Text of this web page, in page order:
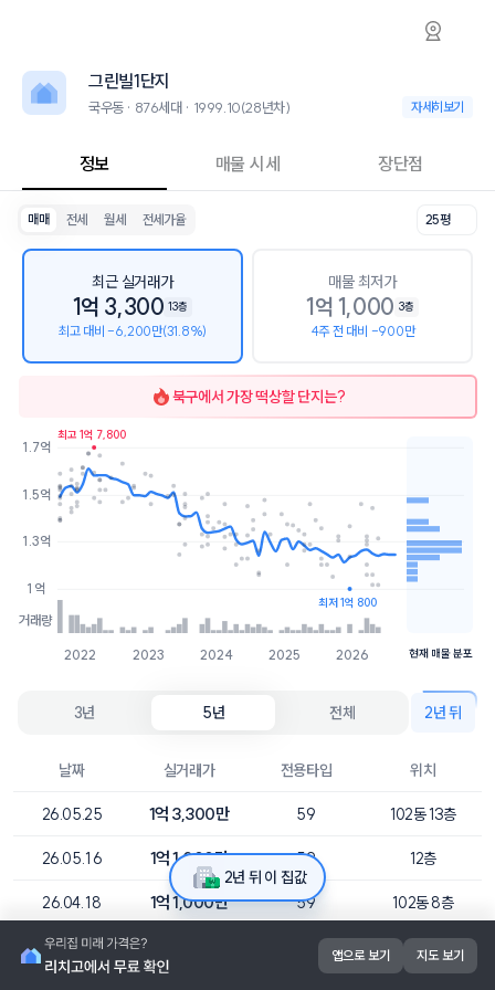
국우동 그린빌1단지 아파트 시세·실거래가·2
그린빌1단지는 국우동에 위치한 876세대 대단지 아파트로, 1999.10 입
2026년 8월 7일 기준 21평형의 매매 시세는 9.6천, 전세는 9천입니다.
인근 학군으로는 대구도남초등학교, 학남중학교, 학남고등학교가 있습
최고 20층의 단지입니다.
현재 이 단지에서 1건의 경매가 진행 중입니다. 25평 감정가 1억
그린빌1단지
그린빌1단지
국우동 · 876세대 · 1999.10(28년차) 국우동 · 876세
자세히보기
정보 매물 시세 장단점
매매 전세 월세 전세가율 25평
최근 실거래가
1억 3,300 13층
최고 대비 -6,200만(31.8%)
매물 최저가
1억 1,000 3층
4주 전 대비 -900만
북구에서 가장 떡상할 단지는?
2022 2023 2024 2025 2026
거래량
1억
1.3억
1.5억
1.7억
최고 1억 7,800
최저 1억 800
1.2억
9개
1.1억
3개
현재 매물 분포
3년 5년 전체 2년 뒤
날짜 실거래가 전용타입 위치
26.05.25 1억 3,300만 59 102동 13층
26.05.16 1억 1,000만 59 12층
26.04.18 1억 1,000만 59 102동 8층
26.04.17 103동 11층
2년 뒤 이 집값
앱으로 보기 지도 보기